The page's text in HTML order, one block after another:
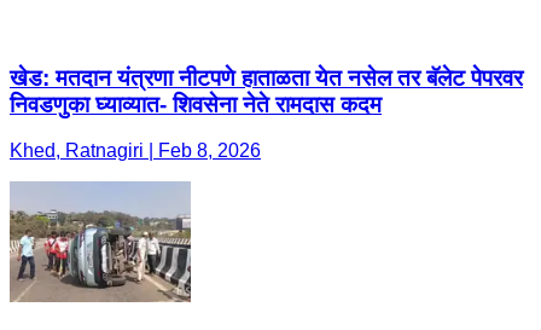
खेड: मतदान यंत्रणा नीटपणे हाताळता येत नसेल तर बॅलेट पेपरवर
निवडणुका घ्याव्यात- शिवसेना नेते रामदास कदम
Khed, Ratnagiri | Feb 8, 2026